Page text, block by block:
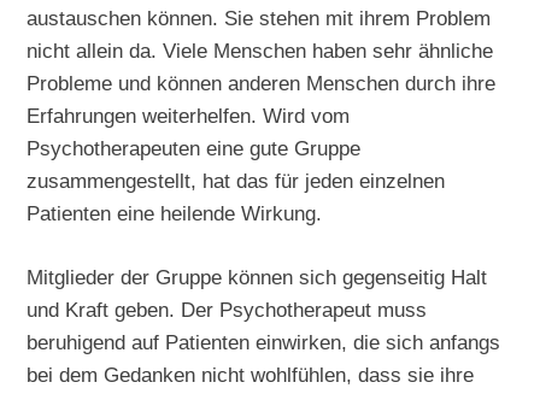
austauschen können. Sie stehen mit ihrem Problem
nicht allein da. Viele Menschen haben sehr ähnliche
Probleme und können anderen Menschen durch ihre
Erfahrungen weiterhelfen. Wird vom
Psychotherapeuten eine gute Gruppe
zusammengestellt, hat das für jeden einzelnen
Patienten eine heilende Wirkung.
Mitglieder der Gruppe können sich gegenseitig Halt
und Kraft geben. Der Psychotherapeut muss
beruhigend auf Patienten einwirken, die sich anfangs
bei dem Gedanken nicht wohlfühlen, dass sie ihre